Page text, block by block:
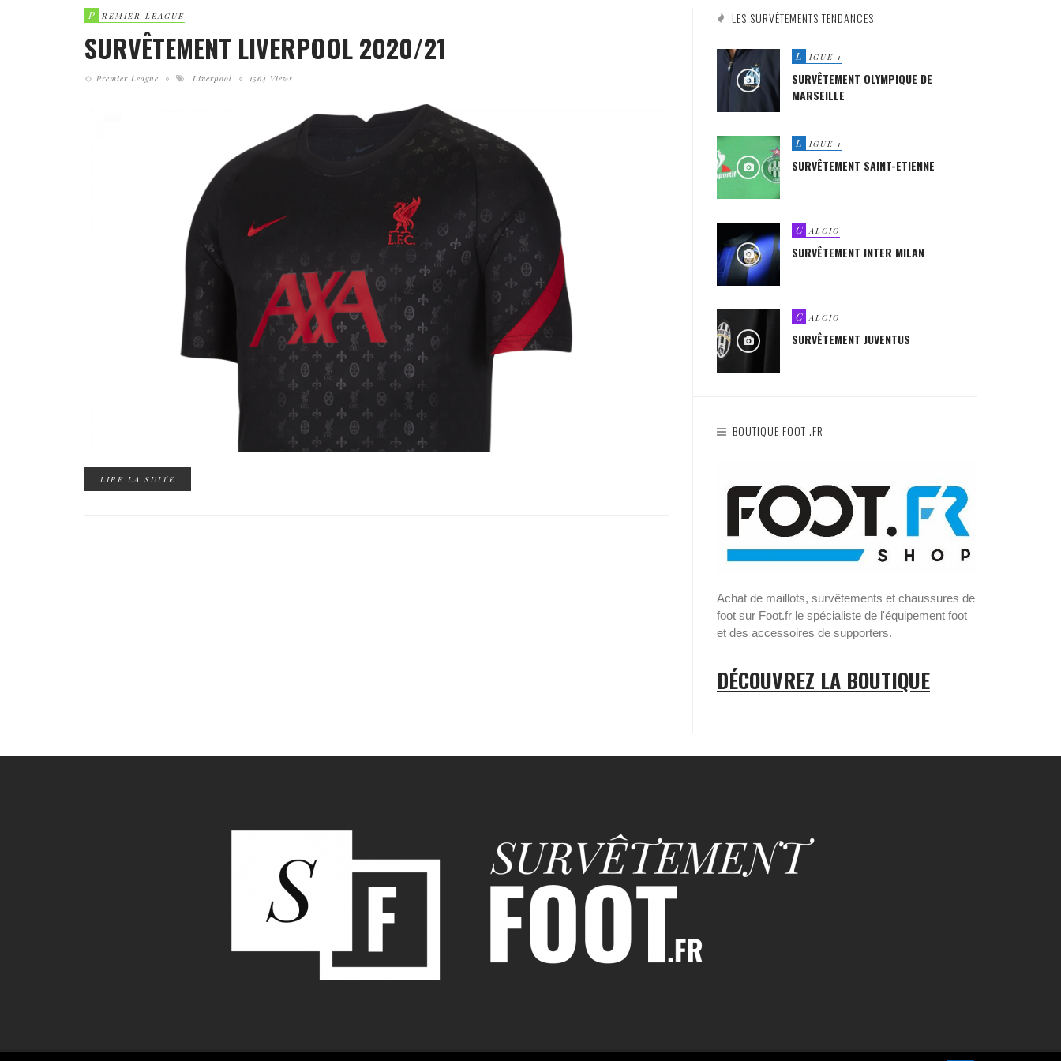
P REMIER LEAGUE
SURVÊTEMENT LIVERPOOL 2020/21
Premier League Liverpool 1564 Views
LIRE LA SUITE
LES SURVÊTEMENTS TENDANCES
L IGUE 1
SURVÊTEMENT OLYMPIQUE DE
MARSEILLE
L IGUE 1
SURVÊTEMENT SAINT-ETIENNE
C ALCIO
SURVÊTEMENT INTER MILAN
C ALCIO
SURVÊTEMENT JUVENTUS
BOUTIQUE FOOT .FR
Achat de maillots, survêtements et chaussures de
foot sur Foot.fr le spécialiste de l'équipement foot
et des accessoires de supporters.
DÉCOUVREZ LA BOUTIQUE